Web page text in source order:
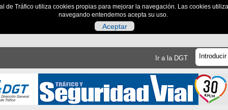
de Tráfico utiliza cookies propias para mejorar la navegación. Las cookies
navegando entendemos acepta su uso.
Aceptar
Ir a la DGT